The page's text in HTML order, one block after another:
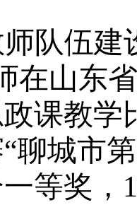
队伍建
在山东
课教学
聊城市
等奖，